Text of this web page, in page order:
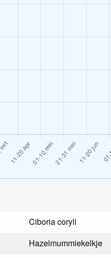
Ciboria coryli
Hazelmummiekelkje